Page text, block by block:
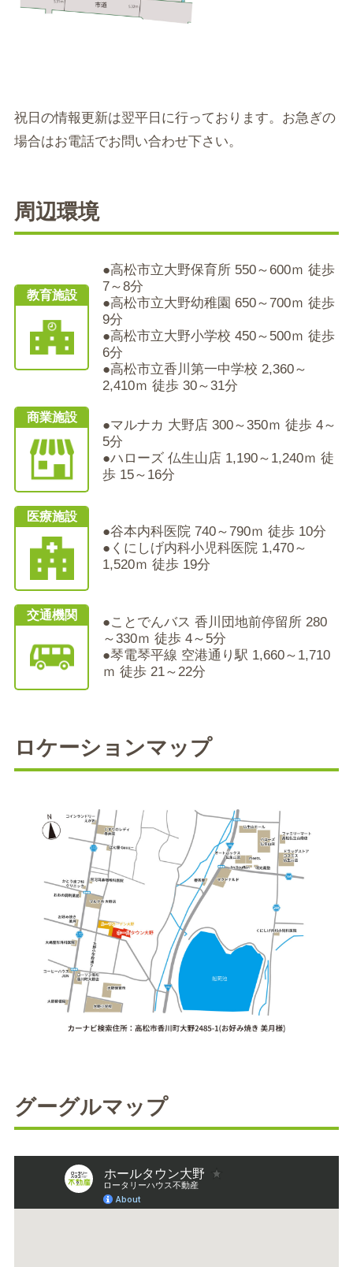
祝日の情報更新は翌平日に行っております。お急ぎの
場合はお電話でお問い合わせ下さい。
周辺環境
教育施設
●高松市立大野保育所 550～600ｍ 徒歩
7～8分
●高松市立大野幼稚園 650～700ｍ 徒歩
9分
●高松市立大野小学校 450～500ｍ 徒歩
6分
●高松市立香川第一中学校 2,360～
2,410ｍ 徒歩 30～31分
商業施設
●マルナカ 大野店 300～350ｍ 徒歩 4～
5分
●ハローズ 仏生山店 1,190～1,240ｍ 徒
歩 15～16分
医療施設
●谷本内科医院 740～790ｍ 徒歩 10分
●くにしげ内科小児科医院 1,470～
1,520ｍ 徒歩 19分
交通機関
●ことでんバス 香川団地前停留所 280
～330ｍ 徒歩 4～5分
●琴電琴平線 空港通り駅 1,660～1,710
ｍ 徒歩 21～22分
ロケーションマップ
グーグルマップ